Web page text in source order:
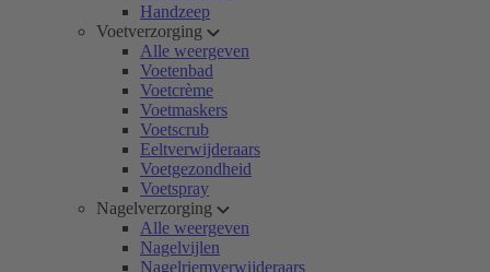
Handzeep
Voetverzorging
Alle weergeven
Voetenbad
Voetcrème
Voetmaskers
Voetscrub
Eeltverwijderaars
Voetgezondheid
Voetspray
Nagelverzorging
Alle weergeven
Nagelvijlen
Nagelriemverwijderaars